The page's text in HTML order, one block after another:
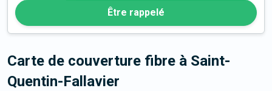
Être rappelé
Carte de couverture fibre à Saint-
Quentin-Fallavier